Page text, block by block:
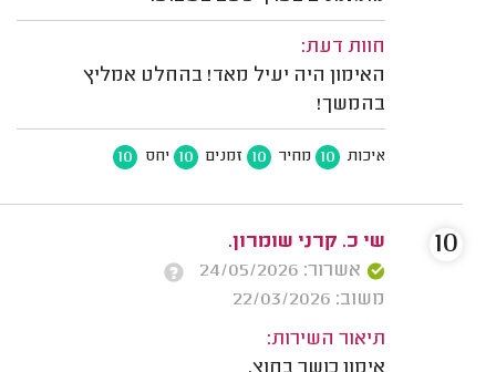
חוות דעת:
האימון היה יעיל מאד! בהחלט אמליץ
בהמשך!
איכות 10 מחיר 10 זמנים 10 יחס 10
שי כ. קרני שומרון.
אשרור: 24/05/2026
משוב: 22/03/2026
תיאור השירות:
10